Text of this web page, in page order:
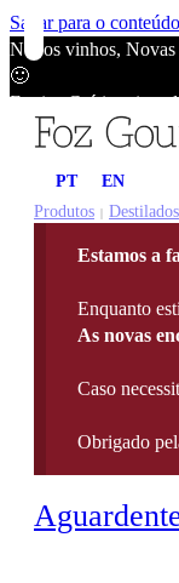
Saltar para o
Novos vinhos, Novas
🙂
Envios Grátis acima
Envios Grátis acima
Novos vinhos,
Envios Grátis acima
PT
EN
Produtos | Destilados
Estamos a
Enquanto
As novas
Caso
Obrigado